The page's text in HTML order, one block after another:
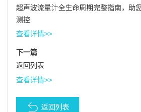
超声波流量计全生命周期完整指南，助
测控
查看详情>>
下一篇
返回列表
查看详情>>
返回列表